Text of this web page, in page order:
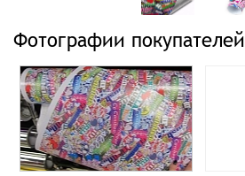
Фотографии покупателей